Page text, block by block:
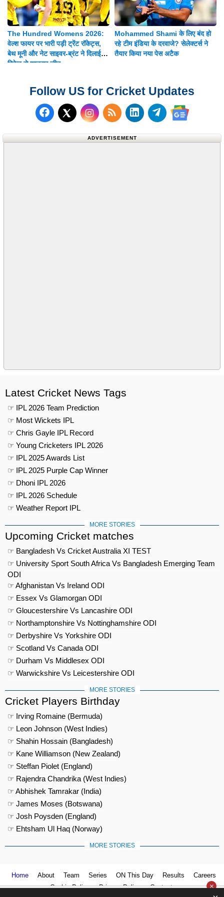
The Hundred Womens 2026:
वेल्श फायर पर भारी पड़ी ट्रेंट रॉकेट्स,
बेथ मूनी और नेट साइवर-ब्रंट ने दिलाई 8
विकेट से शानदार जीत
Mohammed Shami के लिए बंद हो
रहे टीम इंडिया के दरवाजे? सेलेक्टर्स ने
तैयार किया नया पेस अटैक
Follow US for Cricket Updates
Follow us on Facebook
Follow us on X (Twitter)
Subscribe to our RSS
Follow us on
Follow us on
Follow us
ADVERTISEMENT
Latest Cricket News Tags
☞ IPL 2026 Team Prediction
☞ Most Wickets IPL
☞ Chris Gayle IPL Record
☞ Young Cricketers IPL 2026
☞ IPL 2025 Awards List
☞ IPL 2025 Purple Cap Winner
☞ Dhoni IPL 2026
☞ IPL 2026 Schedule
☞ Weather Report IPL
MORE STORIES
Upcoming Cricket matches
☞ Bangladesh Vs Cricket Australia XI TEST
☞ University Sport South Africa Vs Bangladesh Emerging Team
ODI
☞ Afghanistan Vs Ireland ODI
☞ Essex Vs Glamorgan ODI
☞ Gloucestershire Vs Lancashire ODI
☞ Northamptonshire Vs Nottinghamshire ODI
☞ Derbyshire Vs Yorkshire ODI
☞ Scotland Vs Canada ODI
☞ Durham Vs Middlesex ODI
☞ Warwickshire Vs Leicestershire ODI
MORE STORIES
Cricket Players Birthday
☞ Irving Romaine (Bermuda)
☞ Leon Johnson (West Indies)
☞ Shahin Hossain (Bangladesh)
☞ Kane Williamson (New Zealand)
☞ Steffan Piolet (England)
☞ Rajendra Chandrika (West Indies)
☞ Abhishek Tamrakar (India)
☞ James Moses (Botswana)
☞ Josh Poysden (England)
☞ Ehtsham Ul Haq (Norway)
MORE STORIES
Home About Team Series ON This Day Results
Careers
Cookie Policy
Privacy Policy Contact us ×